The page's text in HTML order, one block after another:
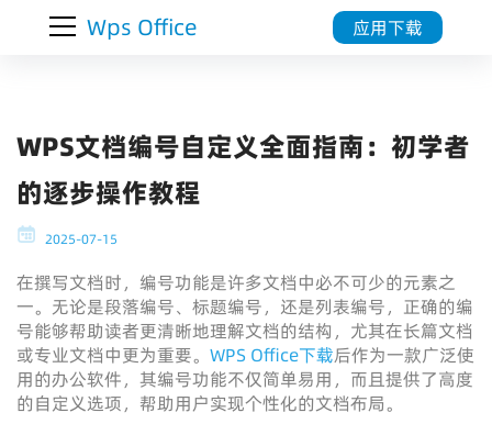
Wps Office 应用下载
WPS文档编号自定义全面指南：初学者
的逐步操作教程
2025-07-15
在撰写文档时，编号功能是许多文档中必不可少的元素之
一。无论是段落编号、标题编号，还是列表编号，正确的编
号能够帮助读者更清晰地理解文档的结构，尤其在长篇文档
或专业文档中更为重要。 WPS Office下载后作为一款广泛使
用的办公软件，其编号功能不仅简单易用，而且提供了高度
的自定义选项，帮助用户实现个性化的文档布局。